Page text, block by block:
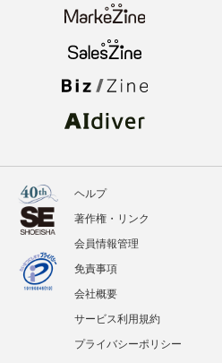
ヘルプ
著作権・リンク
会員情報管理
免責事項
会社概要
サービス利用規約
プライバシーポリシー